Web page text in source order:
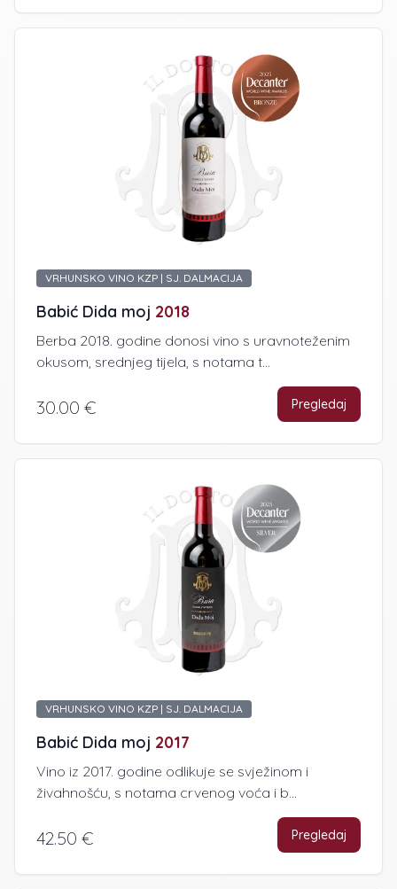
VRHUNSKO VINO KZP | SJ. DALMACIJA
Babić Dida moj 2018
Berba 2018. godine donosi vino s uravnoteženim
okusom, srednjeg tijela, s notama t...
30.00 € Pregledaj
VRHUNSKO VINO KZP | SJ. DALMACIJA
Babić Dida moj 2017
Vino iz 2017. godine odlikuje se svježinom i
živahnošću, s notama crvenog voća i b...
42.50 € Pregledaj